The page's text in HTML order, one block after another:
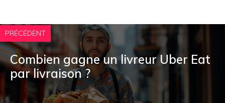
PRÉCÉDENT
Combien gagne un livreur Uber Eat
par livraison ?